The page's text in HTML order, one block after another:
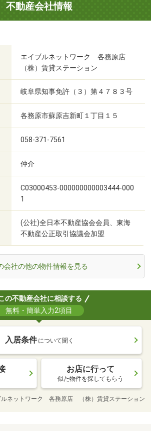
不動産会社情報
エイブルネットワーク 各務原店
（株）賃貸ステーション
岐阜県知事免許（３）第４７８３号
各務原市蘇原吉新町１丁目１５
058-371-7561
仲介
C03000453-000000000003444-000
1
(公社)全日本不動産協会会員、東海
不動産公正取引協議会加盟
会社の他の物件情報を見る
の不動産会社に相談する
無料・簡単入力2項目
入居条件 について聞く
お店に行って
似た物件を探してもらう
ルネットワーク 各務原店 （株）賃貸ステーション